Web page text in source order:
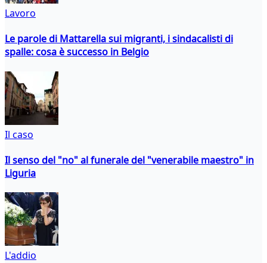
Lavoro
Le parole di Mattarella sui migranti, i sindacalisti di
spalle: cosa è successo in Belgio
Il caso
Il senso del "no" al funerale del "venerabile maestro" in
Liguria
L'addio